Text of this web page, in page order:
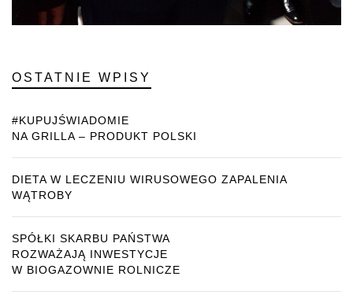
OSTATNIE WPISY
#KUPUJŚWIADOMIE
NA GRILLA – PRODUKT POLSKI
DIETA W LECZENIU WIRUSOWEGO ZAPALENIA
WĄTROBY
SPÓŁKI SKARBU PAŃSTWA
ROZWAŻAJĄ INWESTYCJE
W BIOGAZOWNIE ROLNICZE